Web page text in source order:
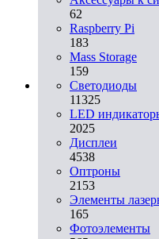
62
Raspberry Pi
183
Mass Storage
159
Светодиоды
11325
LED
2025
Дисплеи
4538
Оптроны
2153
Элементы
165
Фотоэлементы